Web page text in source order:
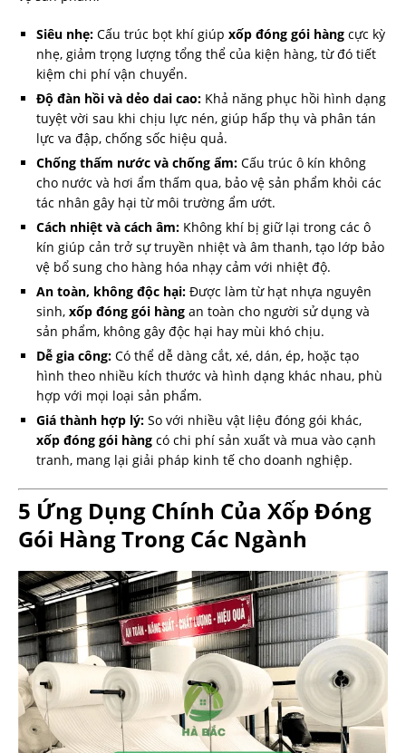
Siêu nhẹ: Cấu trúc bọt khí giúp xốp đóng gói hàng cực kỳ
nhẹ, giảm trọng lượng tổng thể của kiện hàng, từ đó tiết
kiệm chi phí vận chuyển.
Độ đàn hồi và dẻo dai cao: Khả năng phục hồi hình dạng
tuyệt vời sau khi chịu lực nén, giúp hấp thụ và phân tán
lực va đập, chống sốc hiệu quả.
Chống thấm nước và chống ẩm: Cấu trúc ô kín không
cho nước và hơi ẩm thấm qua, bảo vệ sản phẩm khỏi các
tác nhân gây hại từ môi trường ẩm ướt.
Cách nhiệt và cách âm: Không khí bị giữ lại trong các ô
kín giúp cản trở sự truyền nhiệt và âm thanh, tạo lớp bảo
vệ bổ sung cho hàng hóa nhạy cảm với nhiệt độ.
An toàn, không độc hại: Được làm từ hạt nhựa nguyên
sinh, xốp đóng gói hàng an toàn cho người sử dụng và
sản phẩm, không gây độc hại hay mùi khó chịu.
Dễ gia công: Có thể dễ dàng cắt, xé, dán, ép, hoặc tạo
hình theo nhiều kích thước và hình dạng khác nhau, phù
hợp với mọi loại sản phẩm.
Giá thành hợp lý: So với nhiều vật liệu đóng gói khác,
xốp đóng gói hàng có chi phí sản xuất và mua vào cạnh
tranh, mang lại giải pháp kinh tế cho doanh nghiệp.
5 Ứng Dụng Chính Của Xốp Đóng
Gói Hàng Trong Các Ngành